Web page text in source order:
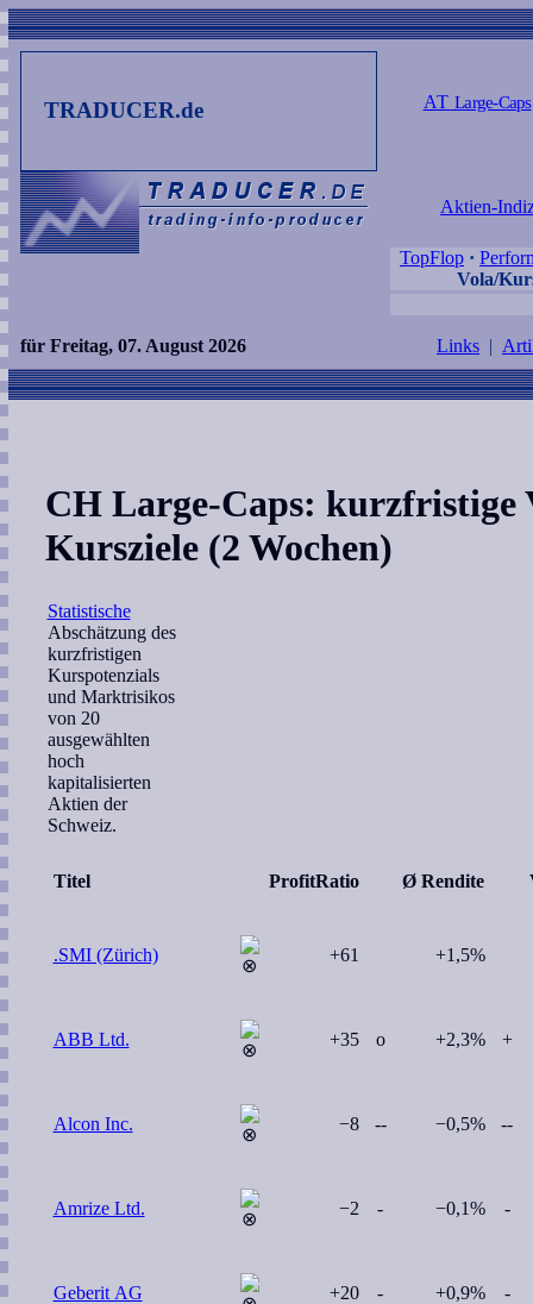
TRADUCER.de AT Large-Caps
Aktien-
TopFlop ·
Vola/
für Freitag, 07. August 2026 Links |
CH Large-Caps: kurzfristige
Kursziele (2 Wochen)
Statistische
Abschätzung des
kurzfristigen
Kurspotenzials
und Marktrisikos
von 20
ausgewählten
hoch
kapitalisierten
Aktien der
Schweiz.
Titel ProfitRatio Ø Rendite
.SMI (Zürich) +61 +1,5%
ABB Ltd. +35 o +2,3% +
Alcon Inc. −8 -- −0,5% --
Amrize Ltd. −2 - −0,1% -
Geberit AG +20 - +0,9% -